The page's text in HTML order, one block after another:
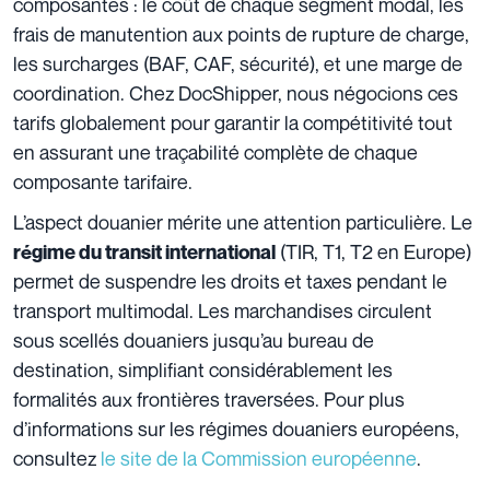
frais de manutention aux points de rupture de charge,
les surcharges (BAF, CAF, sécurité), et une marge de
coordination. Chez DocShipper, nous négocions ces
tarifs globalement pour garantir la compétitivité tout
en assurant une traçabilité complète de chaque
composante tarifaire.
L’aspect douanier mérite une attention particulière. Le
régime du transit international (TIR, T1, T2 en Europe)
permet de suspendre les droits et taxes pendant le
transport multimodal. Les marchandises circulent
sous scellés douaniers jusqu’au bureau de
destination, simplifiant considérablement les
formalités aux frontières traversées. Pour plus
d’informations sur les régimes douaniers européens,
consultez le site de la Commission européenne.